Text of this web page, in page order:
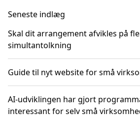
Seneste indlæg
Skal dit arrangement afvikles på
simultantolkning
Guide til nyt website for små
AI-udviklingen har gjort
interessant for selv små